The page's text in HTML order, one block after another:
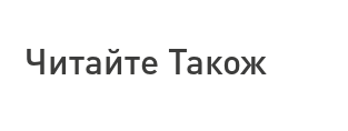
Читайте Також